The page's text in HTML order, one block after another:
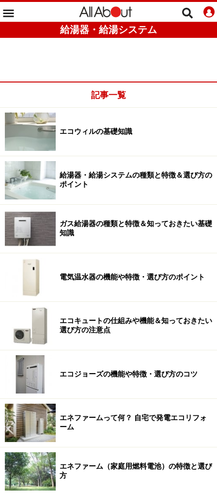
給湯器・給湯システム
記事一覧
エコウィルの基礎知識
給湯器・給湯システムの種類と特徴＆選び方の
ポイント
ガス給湯器の種類と特徴＆知っておきたい基礎
知識
電気温水器の機能や特徴・選び方のポイント
エコキュートの仕組みや機能＆知っておきたい
選び方の注意点
エコジョーズの機能や特徴・選び方のコツ
エネファームって何？ 自宅で発電エコリフォ
ーム
エネファーム（家庭用燃料電池）の特徴と選び
方